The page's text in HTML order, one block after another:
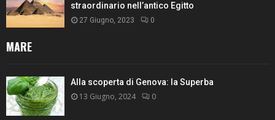
straordinario nell’antico Egitto
27 Giugno, 2023 0
MARE
Alla scoperta di Genova: la Superba
13 Giugno, 2024 0